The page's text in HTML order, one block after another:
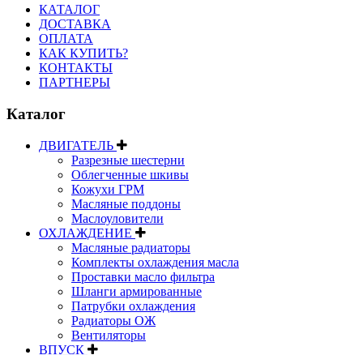
КАТАЛОГ
ДОСТАВКА
ОПЛАТА
КАК КУПИТЬ?
КОНТАКТЫ
ПАРТНЕРЫ
Каталог
ДВИГАТЕЛЬ
Разрезные шестерни
Облегченные шкивы
Кожухи ГРМ
Масляные поддоны
Маслоуловители
ОХЛАЖДЕНИЕ
Масляные радиаторы
Комплекты охлаждения масла
Проставки масло фильтра
Шланги армированные
Патрубки охлаждения
Радиаторы ОЖ
Вентиляторы
ВПУСК